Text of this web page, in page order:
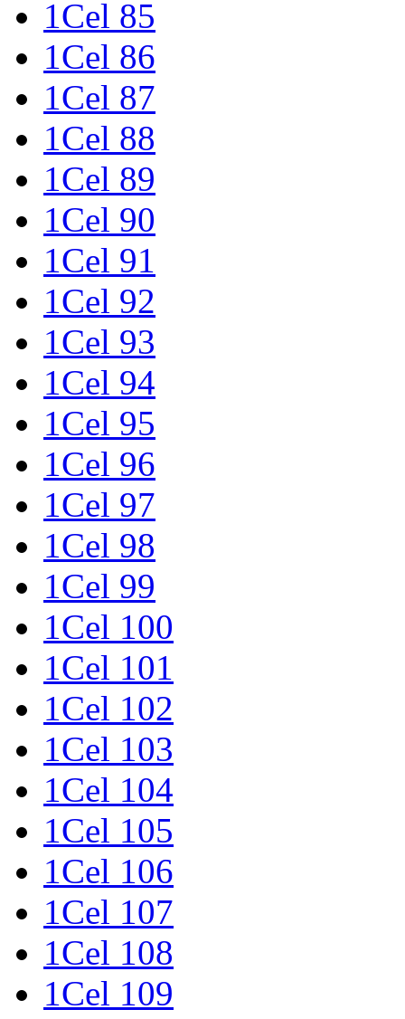
1Cel 85
1Cel 86
1Cel 87
1Cel 88
1Cel 89
1Cel 90
1Cel 91
1Cel 92
1Cel 93
1Cel 94
1Cel 95
1Cel 96
1Cel 97
1Cel 98
1Cel 99
1Cel 100
1Cel 101
1Cel 102
1Cel 103
1Cel 104
1Cel 105
1Cel 106
1Cel 107
1Cel 108
1Cel 109